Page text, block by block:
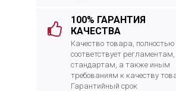
100% ГАРАНТИЯ
КАЧЕСТВА
Качество товара, полностью
соответствует регламентам,
стандартам, а также иным
требованиям к качеству
Гарантийный срок